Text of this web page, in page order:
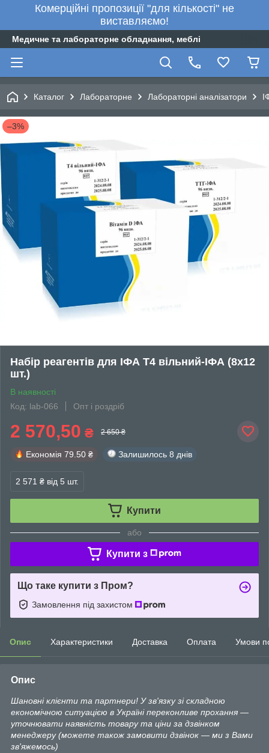
Комерційні пропозиції "для кількості" не
виставляємо!
Медичне та лабораторне обладнання, меблі
Каталог Лабораторне Лабораторні аналізатори
–3%
Набір реагентів для ІФА Т4 вільний-ІФА (8х12
шт.)
В наявності
Код: lab-066
Опт і роздріб
2 570,50 ₴ 2 650 ₴
Економія 79.50 ₴ Залишилось 8 днів
2 571 ₴ від 5 шт.
Купити
або
Купити з
Що таке купити з Пром?
Замовлення під захистом
Опис Характеристики Доставка Оплата Умови
Опис
Шановні клієнти та партнери! У зв'язку зі складною
економічною ситуацією в Україні переконливе прохання —
уточнювати наявність товару та ціни за дзвінком
менеджеру (можете також замовити дзвінок — ми з Вами
зв'яжемось)